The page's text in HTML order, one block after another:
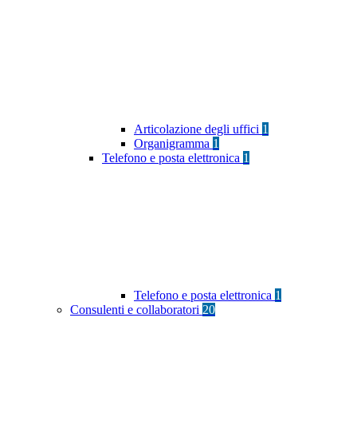
Articolazione degli uffici 1
Organigramma 1
Telefono e posta elettronica 1
Telefono e posta elettronica 1
Consulenti e collaboratori 20